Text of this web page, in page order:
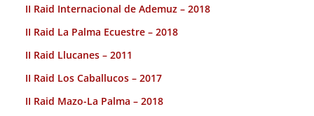
II Raid Internacional de Ademuz – 2018
II Raid La Palma Ecuestre – 2018
II Raid Llucanes – 2011
II Raid Los Caballucos – 2017
II Raid Mazo-La Palma – 2018